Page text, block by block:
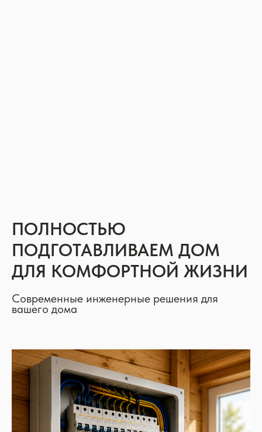
ПОЛНОСТЬЮ
ПОДГОТАВЛИВАЕМ ДОМ
ДЛЯ КОМФОРТНОЙ ЖИЗНИ
Современные инженерные решения для
вашего дома